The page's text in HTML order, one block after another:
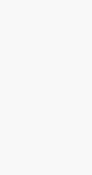
(Cinde